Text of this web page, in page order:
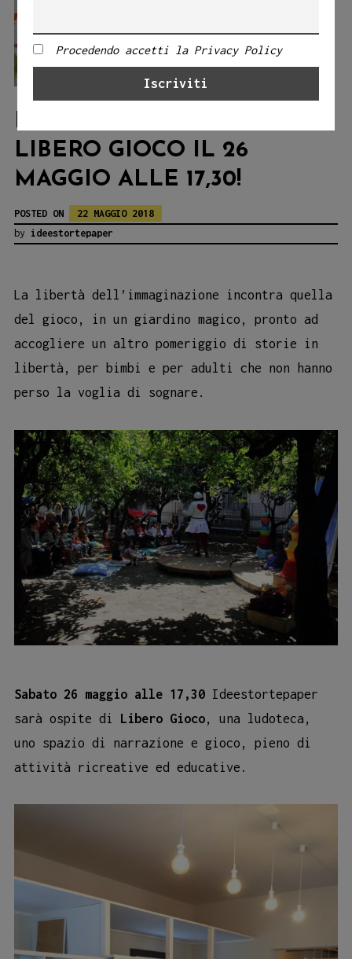
IDEESTORTEPAPER IN
LIBERO GIOCO IL 26
MAGGIO ALLE 17,30!
POSTED ON
22 MAGGIO 2018
by ideestortepaper
La libertà dell’immaginazione incontra quella
del gioco, in un giardino magico, pronto ad
accogliere un altro pomeriggio di storie in
libertà, per bimbi e per adulti che non hanno
perso la voglia di sognare.
Sabato 26 maggio alle 17,30 Ideestortepaper
sarà ospite di Libero Gioco, una ludoteca,
uno spazio di narrazione e gioco, pieno di
attività ricreative ed educative.
Procedendo accetti la Privacy Policy